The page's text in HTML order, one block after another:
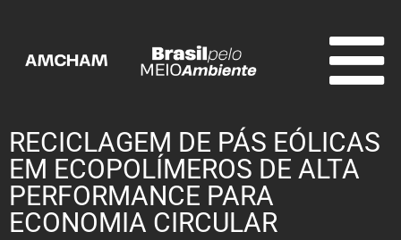
RECICLAGEM DE PÁS EÓLICAS
EM ECOPOLÍMEROS DE ALTA
PERFORMANCE PARA
ECONOMIA CIRCULAR